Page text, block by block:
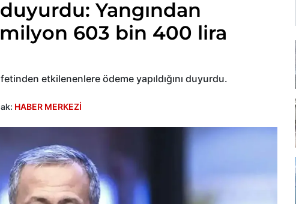
Yangından
603 bin 400 lira
etkilenenlere ödeme yapıldığını duyurdu.
HABER MERKEZİ